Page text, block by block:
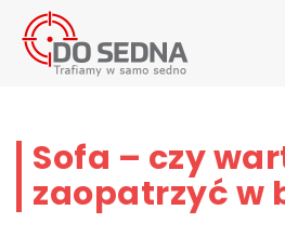
Sofa – czy
zaopatrzyć w